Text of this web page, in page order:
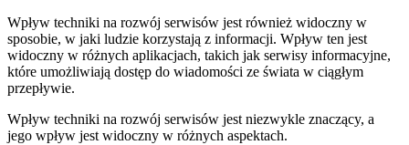
Wpływ techniki na rozwój serwisów jest również widoczny w
sposobie, w jaki ludzie korzystają z informacji. Wpływ ten jest
widoczny w różnych aplikacjach, takich jak serwisy informacyjne,
które umożliwiają dostęp do wiadomości ze świata w ciągłym
przepływie.
Wpływ techniki na rozwój serwisów jest niezwykle znaczący, a
jego wpływ jest widoczny w różnych aspektach.